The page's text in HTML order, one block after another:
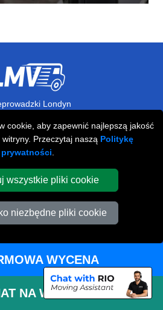
cookie, aby zapewnić najlepszą jakość
Przeczytaj naszą Politykę
prywatności
wszystkie pliki cookie
niezbędne pliki cookie
Londyn
Sisters Road
5LA London,UK
208 099 9173
Kontakt WYCENA
NA WHATSAPP